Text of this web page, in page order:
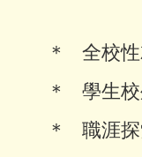
＊ 全校性
＊ 學生校
＊ 職涯